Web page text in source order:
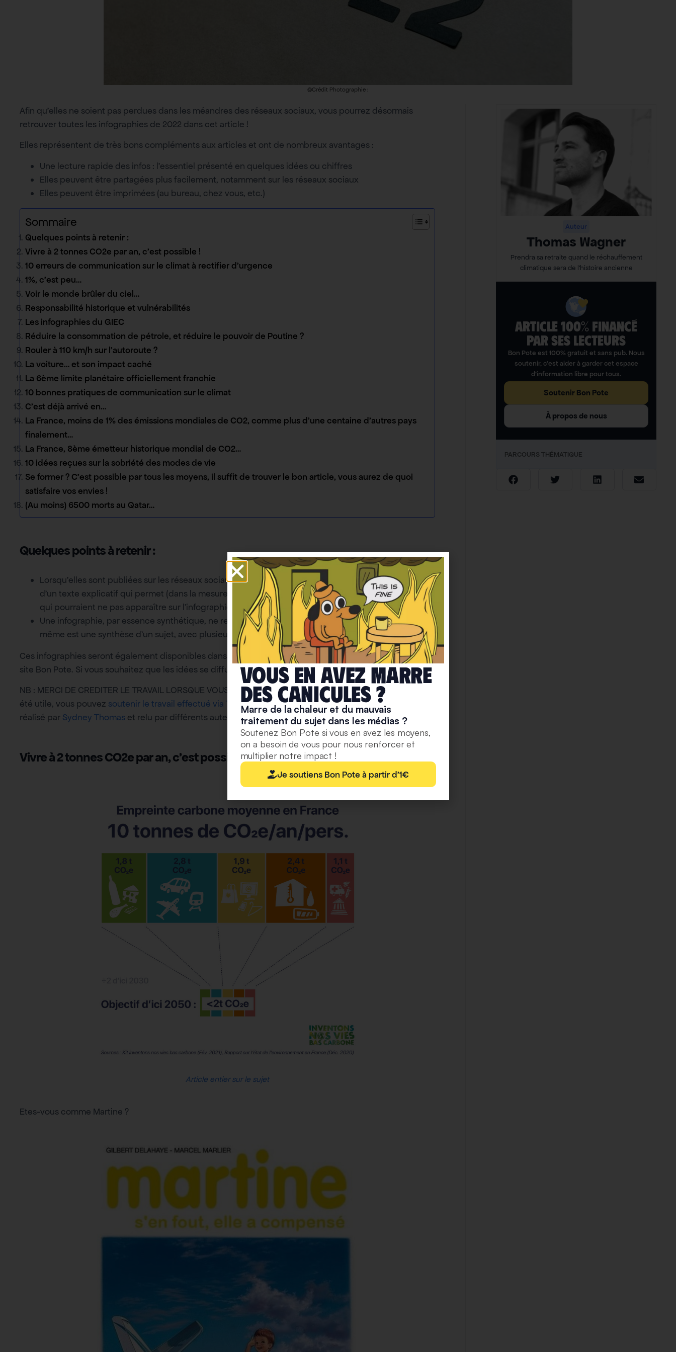
©Crédit Photographie :
Afin qu’elles ne soient pas perdues dans les méandres des réseaux sociaux, vous pourrez désormais
retrouver toutes les infographies de 2022 dans cet article !
Elles représentent de très bons compléments aux articles et ont de nombreux avantages :
Une lecture rapide des infos : l’essentiel présenté en quelques idées ou chiffres
Elles peuvent être partagées plus facilement, notamment sur les réseaux sociaux
Elles peuvent être imprimées (au bureau, chez vous, etc.)
Sommaire
Quelques points à retenir :
Vivre à 2 tonnes CO2e par an, c’est possible !
10 erreurs de communication sur le climat à rectifier d’urgence
1%, c’est peu…
Voir le monde brûler du ciel…
Responsabilité historique et vulnérabilités
Les infographies du GIEC
Réduire la consommation de pétrole, et réduire le pouvoir de Poutine ?
Rouler à 110 km/h sur l’autoroute ?
La voiture… et son impact caché
La 6ème limite planétaire officiellement franchie
10 bonnes pratiques de communication sur le climat
C’est déjà arrivé en…
La France, moins de 1% des émissions mondiales de CO2, comme plus d’une centaine d’autres pays
finalement…
La France, 8ème émetteur historique mondial de CO2…
10 idées reçues sur la sobriété des modes de vie
Se former ? C’est possible par tous les moyens, il suffit de trouver le bon article, vous aurez de quoi
satisfaire vos envies !
(Au moins) 6500 morts au Qatar…
Quelques points à retenir:
Lorsqu’elles sont publiées sur les réseaux sociaux, les infographies sont toujours accompagnées
d’un texte explicatif qui permet (dans la mesure du possible) de donner des compléments d’infos
qui pourraient ne pas apparaître sur l’infographie
Une infographie, par essence synthétique, ne remplacera jamais le contenu d’un article (qui lui-
même est une synthèse d’un sujet, avec plusieurs articles scientifiques ou livres en sources.)
Ces infographies seront également disponibles dans le menu déroulant ‘Visuels’ sur la page d’accueil du
site Bon Pote. Si vous souhaitez que les idées se diffusent, partagez ces infographies !
NB : MERCI DE CREDITER LE TRAVAIL LORSQUE VOUS UTILISEZ CES INFOGRAPHIES. Si cela vous a plu et a
été utile, vous pouvez soutenir le travail effectué via Tipeee. Le travail de graphisme est entre autres
réalisé par Sydney Thomas et relu par différents auteurs des rapports du GIEC.
Vivre à 2 tonnes CO2e par an, c’est possible !
Article entier sur le sujet
Etes-vous comme Martine ?
Auteur
Thomas Wagner
Prendra sa retraite quand le réchauffement
climatique sera de l’histoire ancienne
ARTICLE 100% FINANCÉ
PAR SES LECTEURS​
Bon Pote est 100% gratuit et sans pub. Nous
soutenir, c’est aider à garder cet espace
d’information libre pour tous.
Soutenir Bon Pote
À propos de nous
PARCOURS THÉMATIQUE
Vous en avez marre
deS caniculeS ?
Marre de la chaleur et du mauvais
traitement du sujet dans les médias ?
Soutenez Bon Pote si vous en avez les moyens,
on a besoin de vous pour nous renforcer et
multiplier notre impact !
Je soutiens Bon Pote à partir d'1€